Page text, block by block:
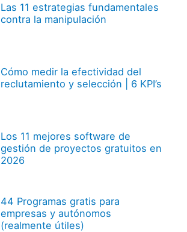
Las 11 estrategias fundamentales
contra la manipulación
Cómo medir la efectividad del
reclutamiento y selección | 6 KPI’s
Los 11 mejores software de
gestión de proyectos gratuitos en
2026
44 Programas gratis para
empresas y autónomos
(realmente útiles)